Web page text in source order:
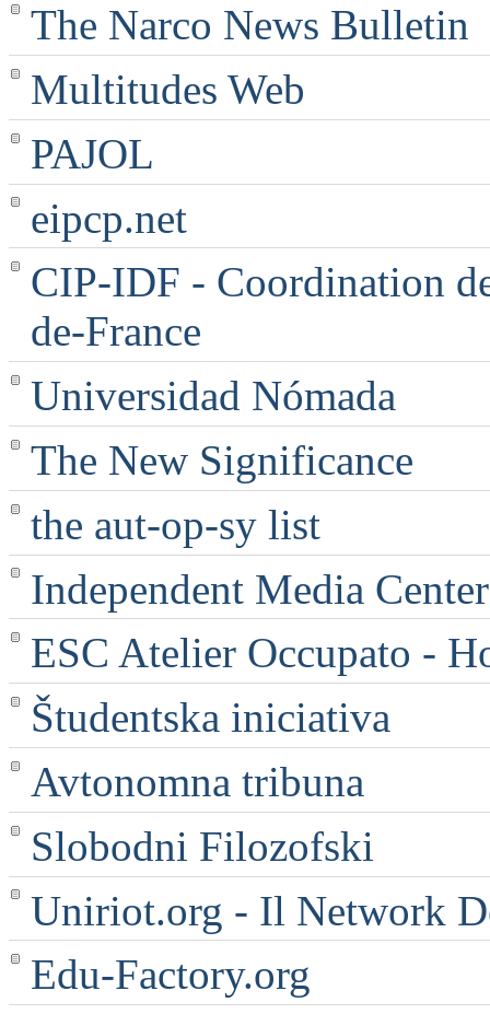
The Narco News Bulletin
Multitudes Web
PAJOL
eipcp.net
CIP-IDF - Coordination
de-France
Universidad Nómada
The New Significance
the aut-op-sy list
Independent Media
ESC Atelier Occupato -
Študentska iniciativa
Avtonomna tribuna
Slobodni Filozofski
Uniriot.org - Il Network
Edu-Factory.org